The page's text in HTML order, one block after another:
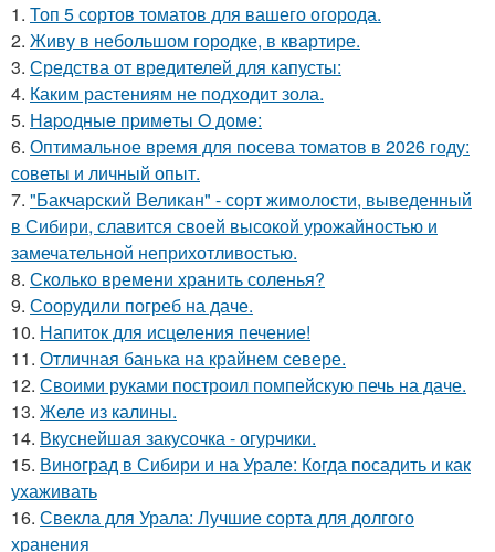
1. Топ 5 сортов томатов для вашего огорода.
2. Живу в небольшом городке, в квартире.
3. Средства от вредителей для капусты:
4. Каким растениям не подходит зола.
5. Нapoдныe пpимeты O дoмe:
6. Оптимальное время для посева томатов в 2026 году:
советы и личный опыт.
7. "Бакчарский Великан" - сорт жимолости, выведенный
в Сибири, славится своей высокой урожайностью и
замечательной неприхотливостью.
8. Сколько времени хранить соленья?
9. Соорудили погреб на даче.
10. Напиток для исцеления печение!
11. Отличная банька на крайнем севере.
12. Своими руками построил помпейскую печь на даче.
13. Желе из калины.
14. Вкуснейшая закусочка - огурчики.
15. Виноград в Сибири и на Урале: Когда посадить и как
ухаживать
16. Свекла для Урала: Лучшие сорта для долгого
хранения